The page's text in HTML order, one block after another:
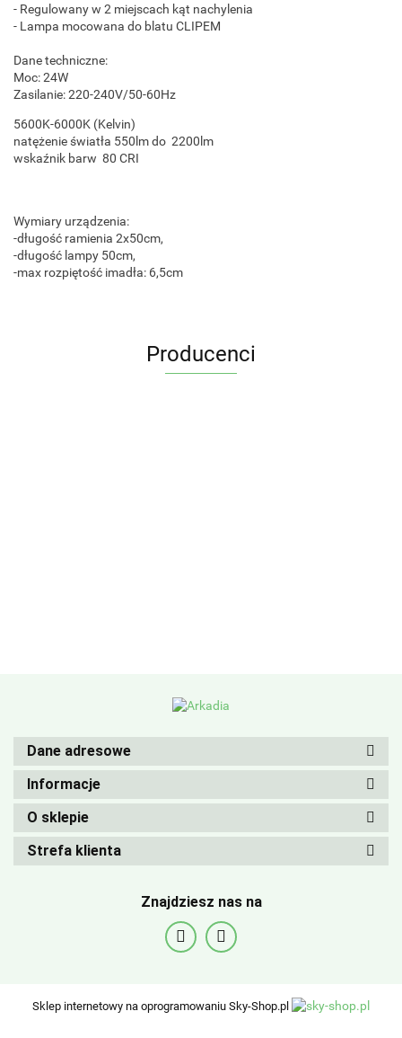
- Regulowany w 2 miejscach kąt nachylenia
- Lampa mocowana do blatu CLIPEM
Dane techniczne:
Moc: 24W
Zasilanie: 220-240V/50-60Hz
5600K-6000K (Kelvin)
natężenie światła 550lm do 2200lm
wskaźnik barw 80 CRI
Wymiary urządzenia:
-długość ramienia 2x50cm,
-długość lampy 50cm,
-max rozpiętość imadła: 6,5cm
Producenci
Dane adresowe
Informacje
O sklepie
Strefa klienta
Znajdziesz nas na
Sklep internetowy na oprogramowaniu Sky-Shop.pl